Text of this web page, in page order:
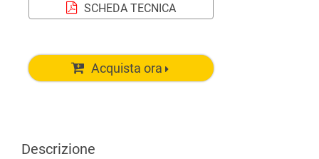
SCHEDA TECNICA
Acquista ora
Descrizione